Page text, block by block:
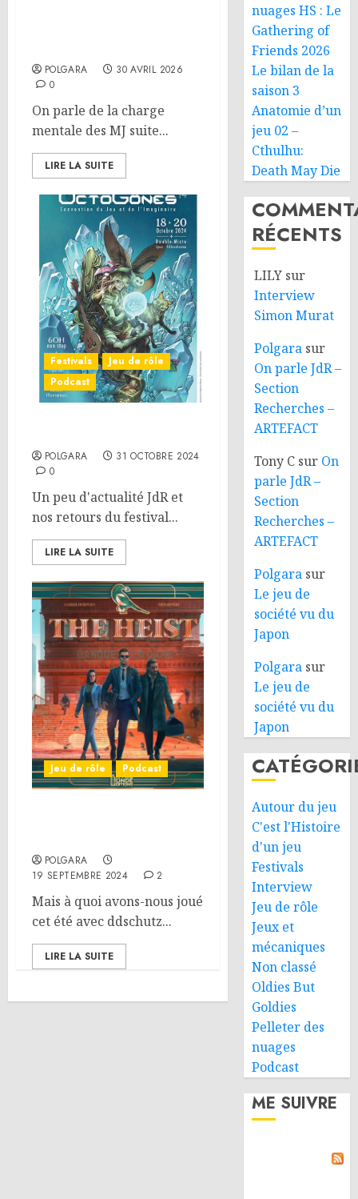
POLGARA
30 AVRIL 2026
0
On parle de la charge
mentale des MJ suite...
LIRE LA SUITE
Festivals
Jeu de rôle
Podcast
POLGARA
31 OCTOBRE 2024
0
Un peu d'actualité JdR et
nos retours du festival...
LIRE LA SUITE
Jeu de rôle Podcast
POLGARA
19 SEPTEMBRE 2024
2
Mais à quoi avons-nous joué
cet été avec ddschutz...
LIRE LA SUITE
nuages HS : Le
Gathering of
Friends 2026
Le bilan de la
saison 3
Anatomie d’un
jeu 02 –
Cthulhu:
Death May Die
RÉCENTS
LILY sur
Interview
Simon Murat
Polgara sur
On parle JdR –
Section
Recherches –
ARTEFACT
Tony C sur On
parle JdR –
Section
Recherches –
ARTEFACT
Polgara sur
Le jeu de
société vu du
Japon
Polgara sur
Le jeu de
société vu du
Japon
Autour du jeu
C'est l'Histoire
d'un jeu
Festivals
Interview
Jeu de rôle
Jeux et
mécaniques
Non classé
Oldies But
Goldies
Pelleter des
nuages
Podcast
ME SUIVRE